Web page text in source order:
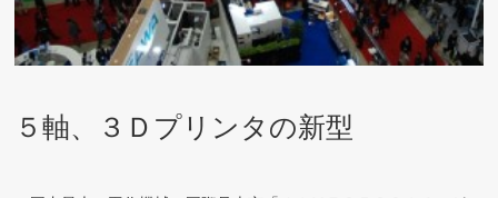
５軸、３Ｄプリンタの新型